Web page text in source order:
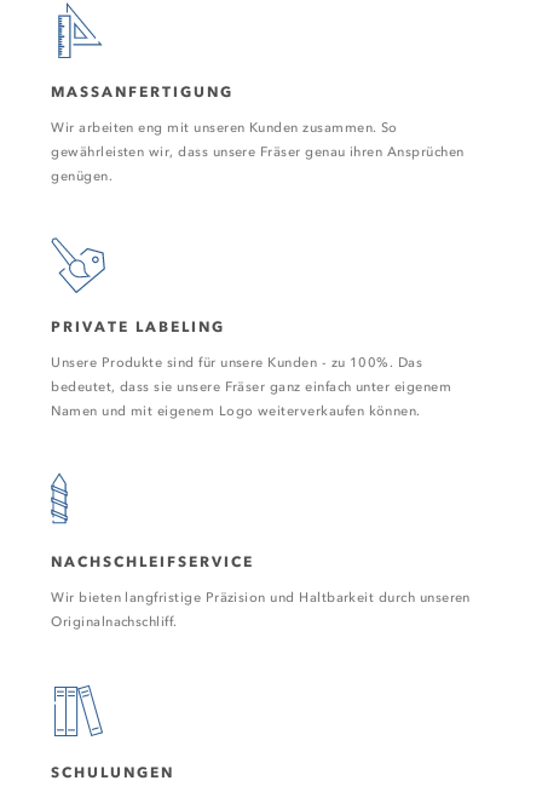
MASSANFERTIGUNG
Wir arbeiten eng mit unseren Kunden zusammen. So
gewährleisten wir, dass unsere Fräser genau ihren Ansprüchen
genügen.
PRIVATE LABELING
Unsere Produkte sind für unsere Kunden - zu 100%. Das
bedeutet, dass sie unsere Fräser ganz einfach unter eigenem
Namen und mit eigenem Logo weiterverkaufen können.
NACHSCHLEIFSERVICE
Wir bieten langfristige Präzision und Haltbarkeit durch unseren
Originalnachschliff.
SCHULUNGEN